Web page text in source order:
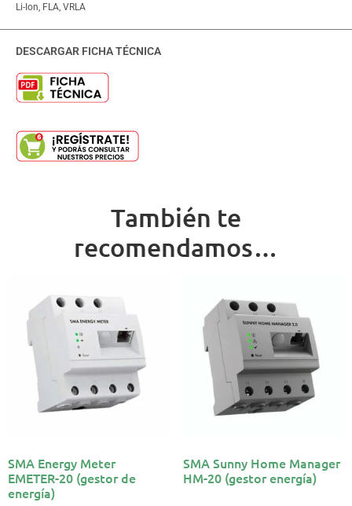
Li-Ion, FLA, VRLA
DESCARGAR FICHA TÉCNICA
También te
recomendamos…
SMA Energy Meter
EMETER-20 (gestor de
energía)
SMA Sunny Home Manager
HM-20 (gestor energía)